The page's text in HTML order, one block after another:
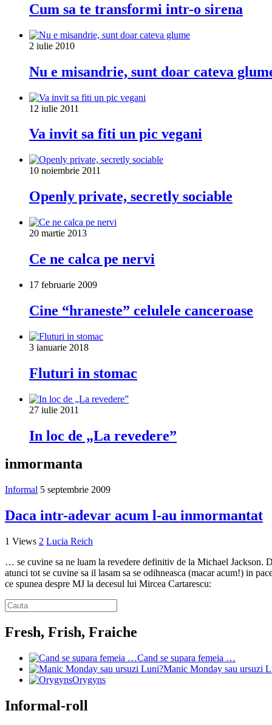
Cum sa te transformi intr-o sirena
2 iulie 2010
Nu e misandrie, sunt doar cateva
12 iulie 2011
Va invit sa fiti un pic vegani
10 noiembrie 2011
Openly private, secretly sociable
20 martie 2013
Ce ne calca pe nervi
17 februarie 2009
Cine “hraneste” celulele canceroase
3 ianuarie 2018
Fluturi in stomac
27 iulie 2011
In loc de „La revedere”
inmormanta
Informal 5 septembrie 2009
Daca intr-adevar acum l-au inmormantat
1 Views 2 Lucia Reich
… se cuvine sa ne luam la revedere definitiv de la Michael Jackson.
atunci tot se cuvine sa il lasam sa se odihneasca (macar acum!) in
ce spunea despre MJ la decesul lui Mircea Cartarescu:
Fresh, Frish, Fraiche
Cand se supara femeia …
Manic Monday sau ursuzi
Orygyns
Informal-roll